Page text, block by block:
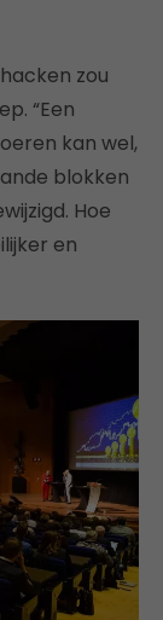
zou
“Een
kan wel,
blokken
Hoe
en